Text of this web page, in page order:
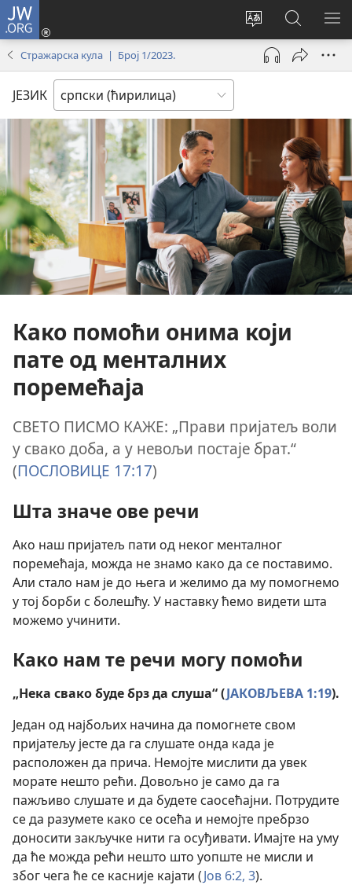
JW.ORG
Промени
језик
сајта
Пријава
(отвара
прозор)
Претрага
сајта
JW.ORG
Стражарска кула | Број 1/2023.
ЈЕЗИК
Како помоћи онима који
пате од менталних
поремећаја
СВЕТО ПИСМО КАЖЕ: „Прави пријатељ воли
у свако доба, а у невољи постаје брат.“
(ПОСЛОВИЦЕ 17:17)
Шта значе ове речи
Ако наш пријатељ пати од неког менталног
поремећаја, можда не знамо како да се поставимо.
Али стало нам је до њега и желимо да му помогнемо
у тој борби с болешћу. У наставку ћемо видети шта
можемо учинити.
Како нам те речи могу помоћи
„Нека свако буде брз да слуша“ (ЈАКОВЉЕВА 1:19).
Један од најбољих начина да помогнете свом
пријатељу јесте да га слушате онда када је
расположен да прича. Немојте мислити да увек
морате нешто рећи. Довољно је само да га
пажљиво слушате и да будете саосећајни. Потрудите
се да разумете како се осећа и немојте пребрзо
доносити закључке нити га осуђивати. Имајте на уму
да ће можда рећи нешто што уопште не мисли и
због чега ће се касније кајати (Јов 6:2, 3).